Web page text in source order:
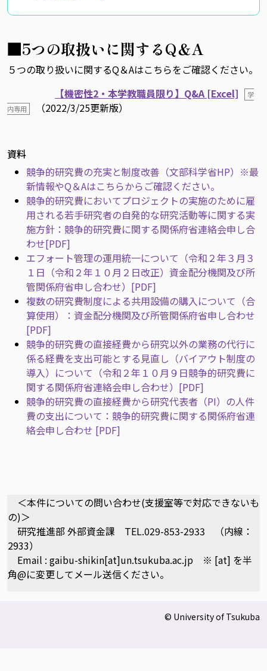
■5つの取扱いに関するQ＆A
５つの取り扱いに関するQ＆Aはこちらをご確認ください。
【機密性2・本学教職員限り】Q&A [Excel]
学
内専用
（2022/3/25更新版）
資料
競争的研究費の充実と制度改善（文部科学省HP）※最
新情報やQ＆Aはこちらからご確認ください。
競争的研究費においてプロジェクトの実施のために雇
用される若手研究者の自発的な研究活動等に関する実
施方針：競争的研究費に関する関係府省連絡会申し合
わせ[PDF]
エフォート管理の運用統一について（令和２年３月３
１日（令和２年１０月２日改正）資金配分機関及び所
管関係府省申し合わせ）[PDF]
複数の研究費制度による共用設備の購入について（合
算使用）：資金配分機関及び所管関係府省申し合わせ
[PDF]
競争的研究費の直接経費から研究以外の業務の代行に
係る経費を支出可能とする見直し（バイアウト制度の
導入）について（令和２年１０月９日競争的研究費に
関する関係府省連絡会申し合わせ）[PDF]
競争的研究費の直接経費から研究代表者（PI）の人件
費の支出について：競争的研究費に関する関係府省連
絡会申し合わせ [PDF]
＜本件についての問い合わせ(支援室等で対応できないも
の)＞
研究推進部 外部資金課 TEL.029-853-2933 （内線：
2933）
Email : gaibu-shikin[at]un.tsukuba.ac.jp ※ [at] を半
角@に変更してメール送信ください。
© University of Tsukuba